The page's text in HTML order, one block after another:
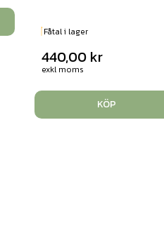
Fåtal i lager
440,00 kr
exkl moms
KÖP